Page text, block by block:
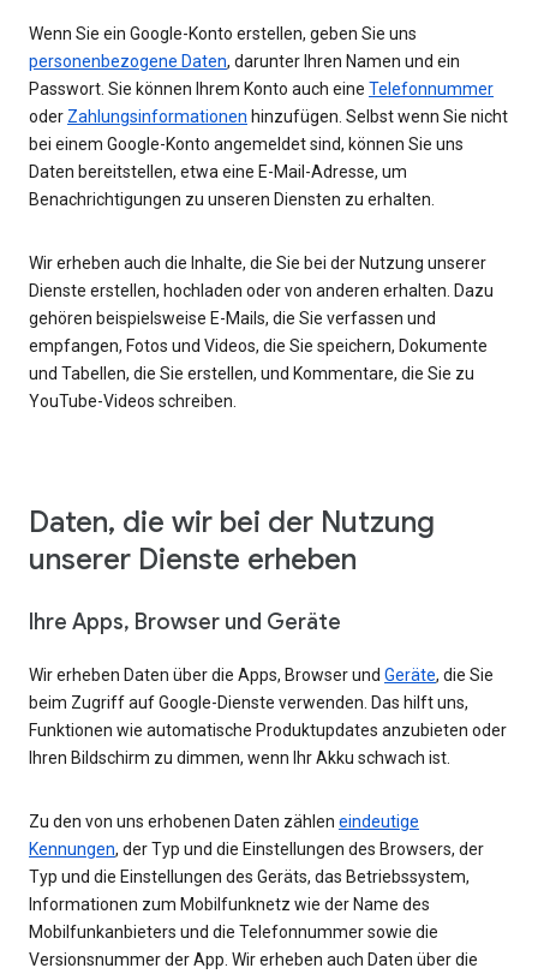
Wenn Sie ein Google-Konto erstellen, geben Sie uns
personenbezogene Daten, darunter Ihren Namen und ein
Passwort. Sie können Ihrem Konto auch eine Telefonnummer
oder Zahlungsinformationen hinzufügen. Selbst wenn Sie nicht
bei einem Google-Konto angemeldet sind, können Sie uns
Daten bereitstellen, etwa eine E-Mail-Adresse, um
Benachrichtigungen zu unseren Diensten zu erhalten.
Wir erheben auch die Inhalte, die Sie bei der Nutzung unserer
Dienste erstellen, hochladen oder von anderen erhalten. Dazu
gehören beispielsweise E-Mails, die Sie verfassen und
empfangen, Fotos und Videos, die Sie speichern, Dokumente
und Tabellen, die Sie erstellen, und Kommentare, die Sie zu
YouTube-Videos schreiben.
Daten, die wir bei der Nutzung
unserer Dienste erheben
Ihre Apps, Browser und Geräte
Wir erheben Daten über die Apps, Browser und Geräte, die Sie
beim Zugriff auf Google-Dienste verwenden. Das hilft uns,
Funktionen wie automatische Produktupdates anzubieten oder
Ihren Bildschirm zu dimmen, wenn Ihr Akku schwach ist.
Zu den von uns erhobenen Daten zählen eindeutige
Kennungen, der Typ und die Einstellungen des Browsers, der
Typ und die Einstellungen des Geräts, das Betriebssystem,
Informationen zum Mobilfunknetz wie der Name des
Mobilfunkanbieters und die Telefonnummer sowie die
Versionsnummer der App. Wir erheben auch Daten über die